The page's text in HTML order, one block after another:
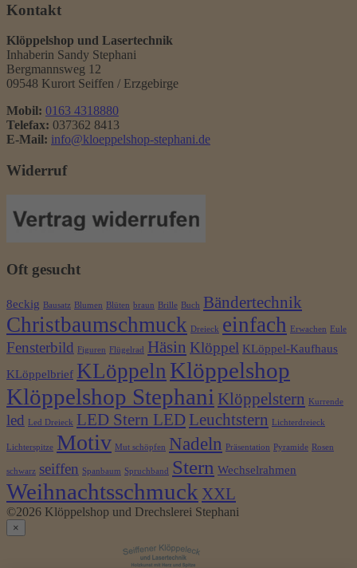
Kontakt
Klöppelshop und Lasertechnik
Inhaberin Sandy Stephani
Bergmannsweg 12
09548 Kurort Seiffen / Erzgebirge
Mobil: 0163 4318880
Telefax: 037362 8413
E-Mail: info@kloeppelshop-stephani.de
Widerruf
Oft gesucht
8eckig Bausatz Blumen Blüten braun Brille Buch Bändertechnik
Christbaumschmuck Dreieck einfach Erwachen Eule
Fensterbild Figuren Flügelrad Häsin Klöppel KLöppel-Kaufhaus
KLöppelbrief KLöppeln Klöppelshop
Klöppelshop Stephani Klöppelstern Kurrende
led Led Dreieck LED Stern LED Leuchtstern Lichterdreieck
Lichterspitze Motiv Mut schöpfen Nadeln Präsentation Pyramide Rosen
schwarz seiffen Spanbaum Spruchband Stern Wechselrahmen
Weihnachtsschmuck XXL
©2026 Klöppelshop und Drechslerei Stephani
×